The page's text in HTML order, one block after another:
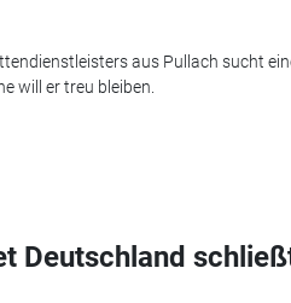
aus Pullach sucht
will er treu bleiben.
Deutschland